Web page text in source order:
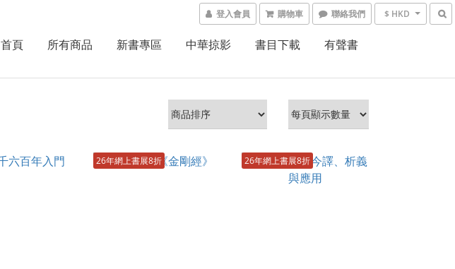
登入會員 購物車 聯絡我們 $ HKD
首頁 所有商品 新書專區 中華掠影 書目下載 有聲書
26年網上書展8折 26年網上書展8折